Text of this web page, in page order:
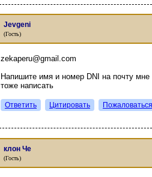
Jevgeni
(Гость)
zekaperu@gmail.com
Напишите имя и номер DNI на почту
тоже написать
Ответить Цитировать Пожаловаться
клон Че
(Гость)